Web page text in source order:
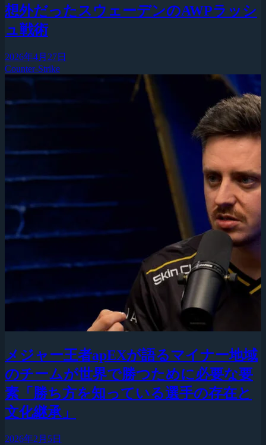
想外だったスウェーデンのAWPラッシ
ュ戦術
2026年4月27日
Counter-Strike
メジャー王者apEXが語るマイナー地域
のチームが世界で勝つために必要な要
素「勝ち方を知っている選手の存在と
文化継承」
2026年2月5日